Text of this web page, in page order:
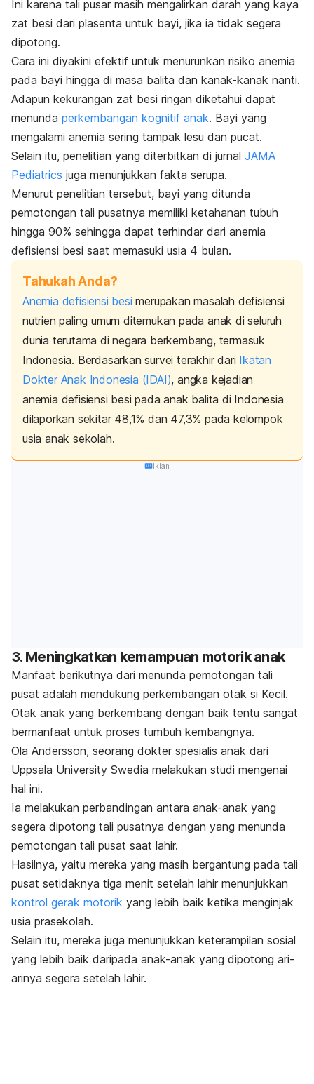
Ini karena tali pusar masih mengalirkan darah yang kaya
zat besi dari plasenta untuk bayi, jika ia tidak segera
dipotong.
Cara ini diyakini efektif untuk menurunkan risiko anemia
pada bayi hingga di masa balita dan kanak-kanak nanti.
Adapun kekurangan zat besi ringan diketahui dapat
menunda perkembangan kognitif anak. Bayi yang
mengalami anemia sering tampak lesu dan pucat.
Selain itu, penelitian yang diterbitkan di jurnal JAMA
Pediatrics juga menunjukkan fakta serupa.
Menurut penelitian tersebut, bayi yang ditunda
pemotongan tali pusatnya memiliki ketahanan tubuh
hingga 90% sehingga dapat terhindar dari anemia
defisiensi besi saat memasuki usia 4 bulan.
Tahukah Anda?
Anemia defisiensi besi merupakan masalah defisiensi
nutrien paling umum ditemukan pada anak di seluruh
dunia terutama di negara berkembang, termasuk
Indonesia. Berdasarkan survei terakhir dari Ikatan
Dokter Anak Indonesia (IDAI), angka kejadian
anemia defisiensi besi pada anak balita di Indonesia
dilaporkan sekitar 48,1% dan 47,3% pada kelompok
usia anak sekolah.
Iklan
3. Meningkatkan kemampuan motorik anak
Manfaat berikutnya dari menunda pemotongan tali
pusat adalah mendukung perkembangan otak si Kecil.
Otak anak yang berkembang dengan baik tentu sangat
bermanfaat untuk proses tumbuh kembangnya.
Ola Andersson, seorang dokter spesialis anak dari
Uppsala University Swedia melakukan studi mengenai
hal ini.
Ia melakukan perbandingan antara anak-anak yang
segera dipotong tali pusatnya dengan yang menunda
pemotongan tali pusat saat lahir.
Hasilnya, yaitu mereka yang masih bergantung pada tali
pusat setidaknya tiga menit setelah lahir menunjukkan
kontrol gerak motorik yang lebih baik ketika menginjak
usia prasekolah.
Selain itu, mereka juga menunjukkan keterampilan sosial
yang lebih baik daripada anak-anak yang dipotong ari-
arinya segera setelah lahir.